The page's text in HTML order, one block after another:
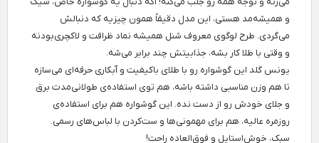
و همیشه‌مد هستی، این مدل دقیقاً همون چیزیه که دنبالش
می‌گردی. طرح لوگوی معروف شنل همیشه نماد ظرافت و لاکچری‌بودنه
و وقتی با طلا کار بشه، جذابیتش چند برابر می‌شه.
یونس گلد این گوشواره رو با طلای باکیفیت و آبکاری حرفه‌ای می‌سازه
تا هم وزن مناسبی داشته باشه، هم توی استفاده‌ی طولانی‌مدت برق
و جلای خودش رو از دست نده. این گوشواره هم برای استفاده‌ی
روزمره عالیه، هم برای مهمونی‌ها و ست‌کردن با لباس‌های رسمی.
سبک، خوش‌استایل و فوق‌العاده راحت!